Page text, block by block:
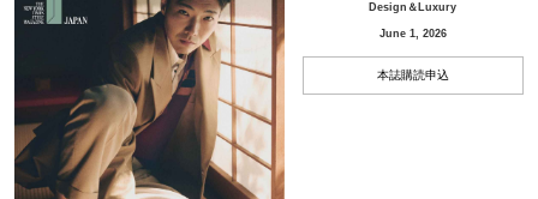
Design＆Luxury
June 1, 2026
本誌購読申込